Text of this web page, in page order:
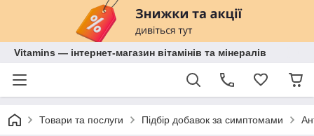
Vitamins — інтернет-магазин вітамінів та мінералів
Товари та послуги Підбір добавок за симптомами